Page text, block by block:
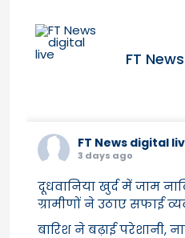
FT
FT News digital
3 days ago
दूधवानिया खुर्द में जाम
ग्रामीणों ने उठाए सफाई
बारिश ने बढ़ाई परेशानी,